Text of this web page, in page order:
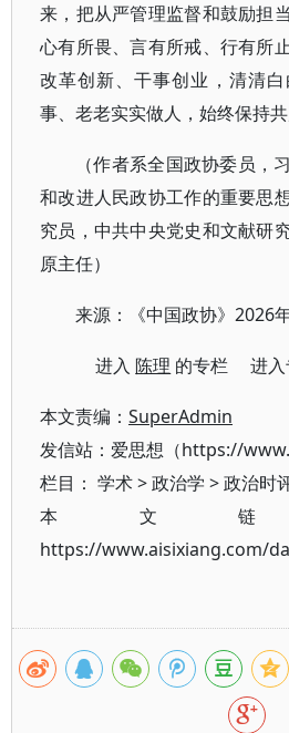
来，把从严管理监督和鼓励担
心有所畏、言有所戒、行有所
改革创新、干事创业，清清
事、老老实实做人，始终保持共
（作者系全国政协委员，
和改进人民政协工作的重要思
究员，中共中央党史和文献研
原主任）
来源：《中国政协》2026
进入陈理 的专栏 进入
本文责编： SuperAdmin
发信站：爱思想（https://
栏目： 学术>政治学 >政治时
本文
https://www.aisixiang.com/